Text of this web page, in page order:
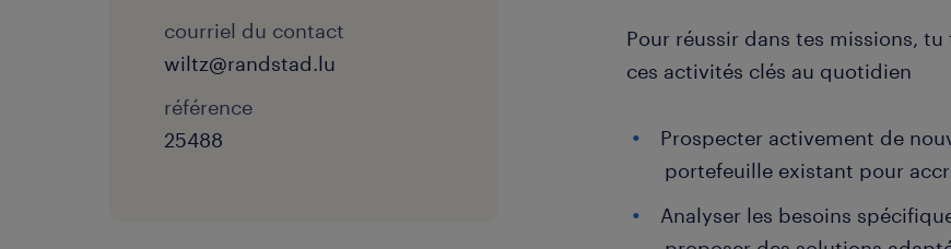
courriel du contact
wiltz@randstad.lu
référence
25488
Pour réussir dans tes missions,
ces activités clés au quotidien
Prospecter activement de
portefeuille existant pour
Analyser les besoins